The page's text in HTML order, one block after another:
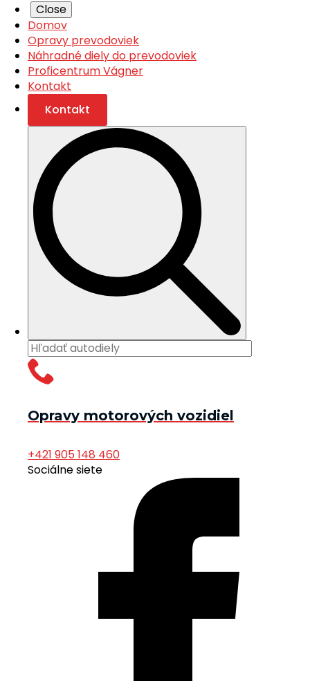
Close
Domov
Opravy prevodoviek
Náhradné diely do prevodoviek
Proficentrum Vágner
Kontakt
Kontakt
Search
Opravy motorových vozidiel
+421 905 148 460
Sociálne siete